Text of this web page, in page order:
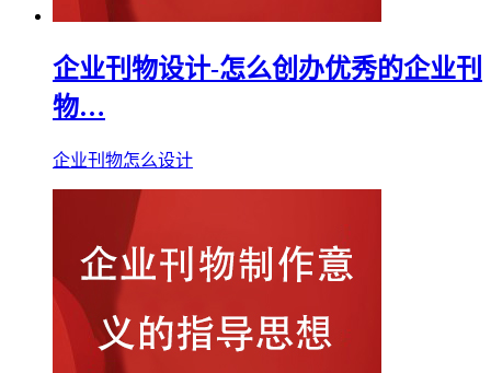
企业刊物设计-怎么创办优秀的企业刊
物…
企业刊物怎么设计